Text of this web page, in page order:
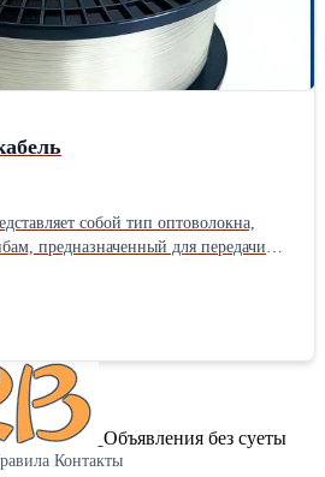
собой тип оптоволокна,
предназначенный для передачи
потери сигнала даже при
для использования в плотных
Широко используется в
технологиях, это волокно
и гибкостью, обеспечивая
расстояниях. Улучшенная
полезна для современных
Объявления без суеты
Контакты